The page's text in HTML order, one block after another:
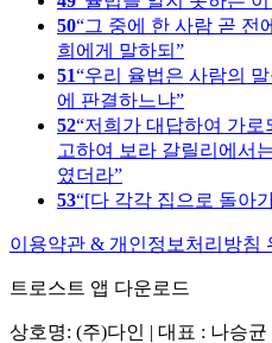
50 그 중에 한 사람 곧 전
희에게 말하되
51 우리 율법은 사람의
에 판결하느냐
52 저희가 대답하여 가
고하여 보라 갈릴리에서
였더라
53 [다 각각 집으로 돌아
이용약관 & 개인정보처리방침
트로스트 앱 다운로드
상호명: (주)다인 | 대표 : 나승균